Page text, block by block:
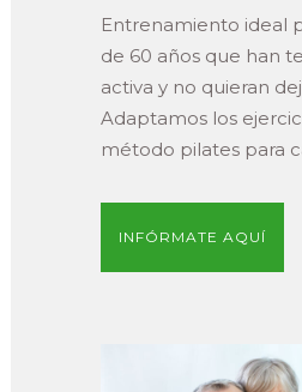
Entrenamiento ideal
de 60 años que han
activa y no quieran
Adaptamos los
método pilates para
INFÓRMATE AQUÍ